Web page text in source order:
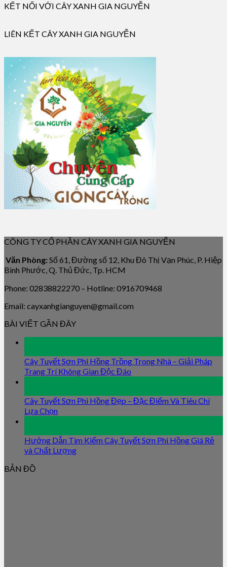
KẾT NỐI VỚI CÂY XANH GIA NGUYỄN
LIÊN KẾT CÂY XANH GIA NGUYỄN
CÔNG TY CỔ PHẦN CÂY XANH GIA NGUYỄN
Văn Phòng: Số 61, Đường số 12, Khu Đô Thị Vạn Phúc, P. Hiệp
Bình Phước, Q. Thủ Đức, Tp. HCM
Phone: 02838822270 – Hotline: 0916709468
Email: cayxanhgianguyen@gmail.com
BÀI VIẾT GẦN ĐÂY
Cây Tuyết Sơn Phi Hồng Trồng Trong Nhà – Giải Pháp
Trang Trí Không Gian Độc Đáo
Cây Tuyết Sơn Phi Hồng Đẹp – Đặc Điểm Và Tiêu Chí
Lựa Chọn
Hướng Dẫn Tìm Kiếm Cây Tuyết Sơn Phi Hồng Giá Rẻ
và Chất Lượng
BẢN ĐỒ